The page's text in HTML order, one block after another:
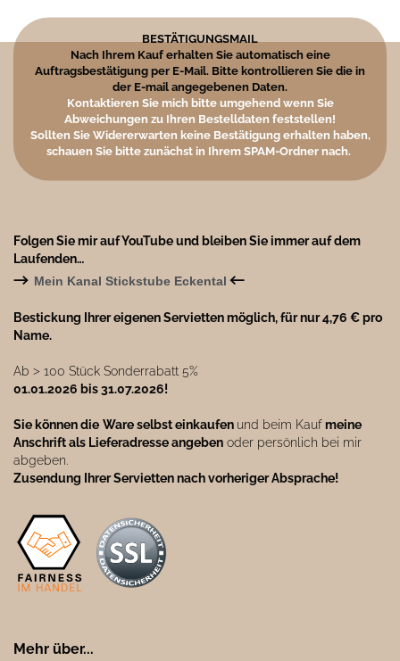
BESTÄTIGUNGSMAIL
Nach Ihrem Kauf erhalten Sie automatisch eine
Auftragsbestätigung per E-Mail. Bitte kontrollieren Sie die in
der E-mail angegebenen Daten.
Kontaktieren Sie mich bitte umgehend wenn Sie
Abweichungen zu Ihren Bestelldaten feststellen!
Sollten Sie Widererwarten keine Bestätigung erhalten haben,
schauen Sie bitte zunächst in Ihrem SPAM-Ordner nach.
Folgen Sie mir auf YouTube und bleiben Sie immer auf dem
Laufenden…
→ Mein Kanal Stickstube Eckental ←
Bestickung Ihrer eigenen Servietten möglich, für nur 4,76 € pro
Name.
Ab ˃ 100 Stück Sonderrabatt 5%
01.01.2026 bis 31.07.2026!
Sie können die Ware selbst einkaufen und beim Kaufmeine
Anschrift als Lieferadresse angeben oder persönlich bei mir
abgeben.
Zusendung Ihrer Servietten nach vorheriger Absprache!
Mehr über...